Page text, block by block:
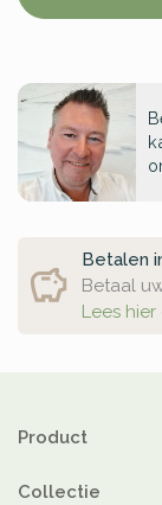
Betalen
Betaal
Lees
Product
Collectie